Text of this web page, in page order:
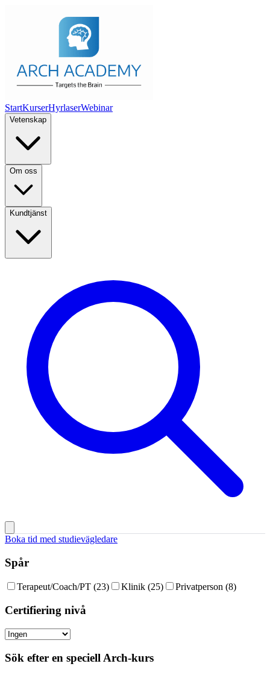
StartKurserHyrlaserWebinar
Vetenskap
Om oss
Kundtjänst
Boka tid med studievägledare
Spår
Terapeut/Coach/PT (23) Klinik (25) Privatperson (8)
Certifiering nivå
Sök efter en speciell Arch-kurs